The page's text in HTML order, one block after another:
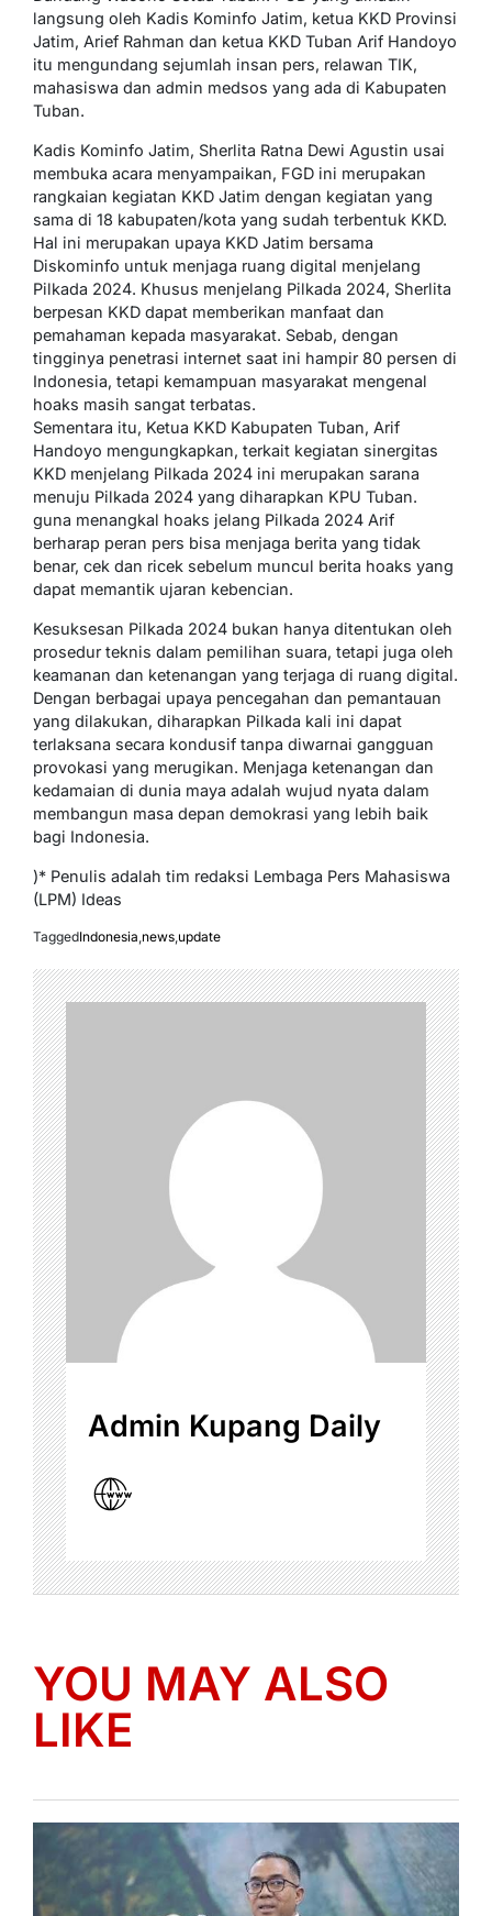
langsung oleh Kadis Kominfo Jatim, ketua KKD Provinsi
Jatim, Arief Rahman dan ketua KKD Tuban Arif Handoyo
itu mengundang sejumlah insan pers, relawan TIK,
mahasiswa dan admin medsos yang ada di Kabupaten
Tuban.
Kadis Kominfo Jatim, Sherlita Ratna Dewi Agustin usai
membuka acara menyampaikan, FGD ini merupakan
rangkaian kegiatan KKD Jatim dengan kegiatan yang
sama di 18 kabupaten/kota yang sudah terbentuk KKD.
Hal ini merupakan upaya KKD Jatim bersama
Diskominfo untuk menjaga ruang digital menjelang
Pilkada 2024. Khusus menjelang Pilkada 2024, Sherlita
berpesan KKD dapat memberikan manfaat dan
pemahaman kepada masyarakat. Sebab, dengan
tingginya penetrasi internet saat ini hampir 80 persen di
Indonesia, tetapi kemampuan masyarakat mengenal
hoaks masih sangat terbatas.
Sementara itu, Ketua KKD Kabupaten Tuban, Arif
Handoyo mengungkapkan, terkait kegiatan sinergitas
KKD menjelang Pilkada 2024 ini merupakan sarana
menuju Pilkada 2024 yang diharapkan KPU Tuban.
guna menangkal hoaks jelang Pilkada 2024 Arif
berharap peran pers bisa menjaga berita yang tidak
benar, cek dan ricek sebelum muncul berita hoaks yang
dapat memantik ujaran kebencian.
Kesuksesan Pilkada 2024 bukan hanya ditentukan oleh
prosedur teknis dalam pemilihan suara, tetapi juga oleh
keamanan dan ketenangan yang terjaga di ruang digital.
Dengan berbagai upaya pencegahan dan pemantauan
yang dilakukan, diharapkan Pilkada kali ini dapat
terlaksana secara kondusif tanpa diwarnai gangguan
provokasi yang merugikan. Menjaga ketenangan dan
kedamaian di dunia maya adalah wujud nyata dalam
membangun masa depan demokrasi yang lebih baik
bagi Indonesia.
)* Penulis adalah tim redaksi Lembaga Pers Mahasiswa
(LPM) Ideas
TaggedIndonesia,news,update
Admin Kupang Daily
YOU MAY ALSO
LIKE